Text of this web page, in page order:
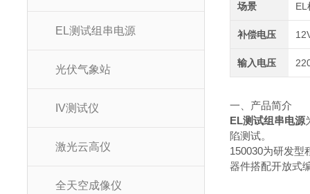
EL测试组串电源
光伏气象站
IV测试仪
激光云高仪
全天空成像仪
场景 EL
补偿电压
输入电压
一、产品简介
EL测试组串电源
陷测试。
150030为研发型
器件搭配开放式